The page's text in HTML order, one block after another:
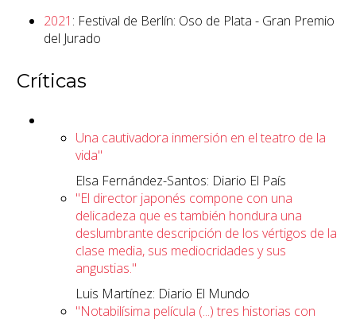
2021 : Festival de Berlín: Oso de Plata - Gran Premio
del Jurado
Críticas
Una cautivadora inmersión en el teatro de la
vida"
Elsa Fernández-Santos: Diario El País
"El director japonés compone con una
delicadeza que es también hondura una
deslumbrante descripción de los vértigos de la
clase media, sus mediocridades y sus
angustias."
Luis Martínez: Diario El Mundo
"Notabilísima película (...) tres historias con